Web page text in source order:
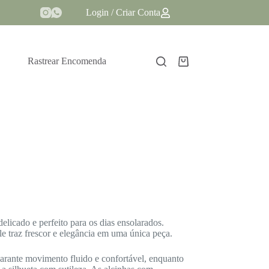
Login / Criar Conta
Rastrear Encomenda Carrinho
e perfeito para os dias ensolarados.
traz frescor e elegância em uma única peça.
movimento fluido e confortável, enquanto